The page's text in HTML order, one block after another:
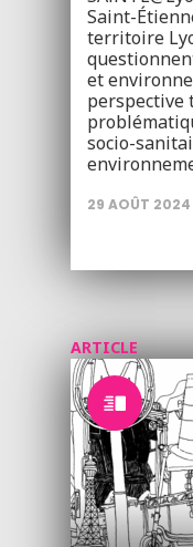
Saint-
territoire
et
perspective
socio-
29 AOÛT 2024
ARTICLE